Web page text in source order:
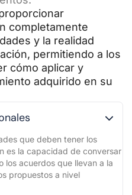
completamente
y la realidad
permitiendo a los
cómo aplicar y
adquirido en su
que deben tener los
es la capacidad de conversar
los acuerdos que llevan a la
propuestos a nivel